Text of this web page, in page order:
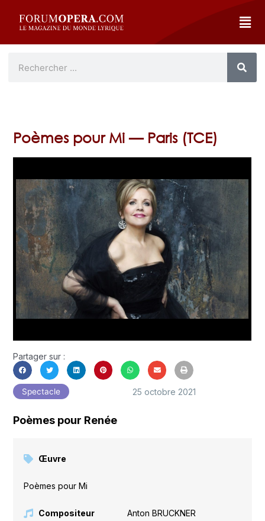
Poèmes pour Mi — Paris (TCE)
Partager sur :
Spectacle 25 octobre 2021
Poèmes pour Renée
Œuvre
Poèmes pour Mi
Compositeur Anton BRUCKNER